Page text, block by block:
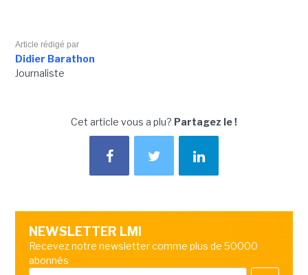
Article rédigé par
Didier Barathon
Journaliste
Cet article vous a plu? Partagez le !
NEWSLETTER LMI
Recevez notre newsletter comme plus de 50000
abonnés